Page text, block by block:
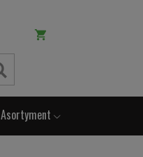
Asortyment